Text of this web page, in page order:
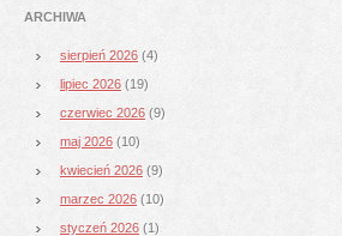
ARCHIWA
sierpień 2026 (4)
lipiec 2026 (19)
czerwiec 2026 (9)
maj 2026 (10)
kwiecień 2026 (9)
marzec 2026 (10)
styczeń 2026 (1)